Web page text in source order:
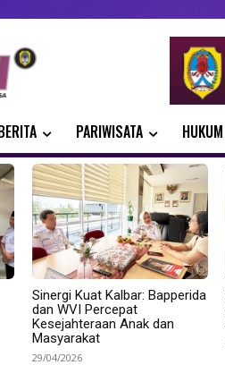
PARIWISATA HUKUM
Sinergi Kuat Kalbar: Bapperida
dan WVI Percepat
Kesejahteraan Anak dan
Masyarakat
29/04/2026